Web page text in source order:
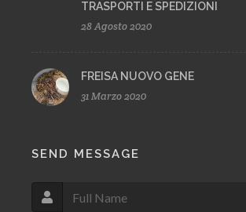
TRASPORTI E SPEDIZIONI
28 Agosto 2020
FREISA NUOVO GENE
31 Marzo 2020
SEND MESSAGE